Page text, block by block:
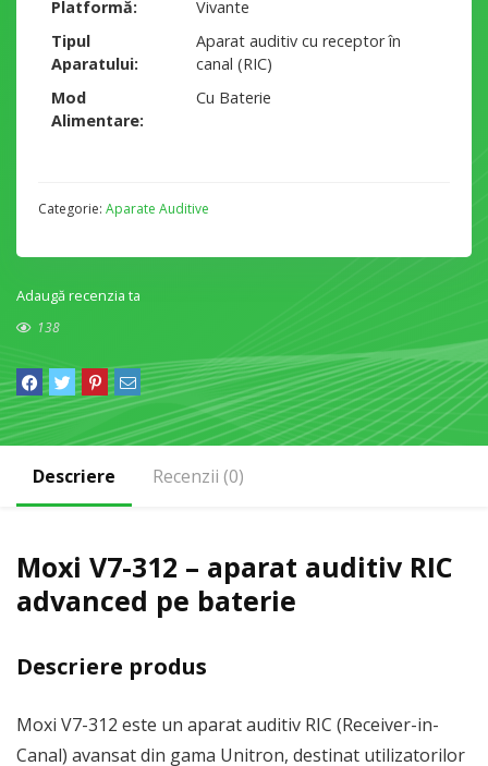
Platformă
Vivante
Tipul
Aparatului
Aparat auditiv cu receptor în
canal (RIC)
Mod
Alimentare
Cu Baterie
Categorie: Aparate Auditive
Adaugă recenzia ta
138
Descriere Recenzii (0)
Moxi V7-312 – aparat auditiv RIC
advanced pe baterie
Descriere produs
Moxi V7-312 este un aparat auditiv RIC (Receiver-in-
Canal) avansat din gama Unitron, destinat utilizatorilor